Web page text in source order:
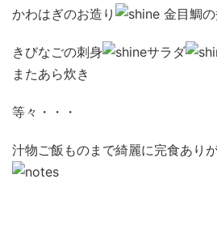
かわはぎのお造り 金目鯛
きびなごの刺身 サラダ
またあら炊き
等々・・・
汁物ご飯ものまで綺麗に完食あり